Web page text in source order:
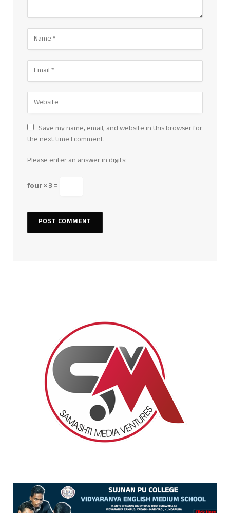
Save my name, email, and website in this browser for
the next time I comment.
Please enter an answer in digits:
four × 3 =